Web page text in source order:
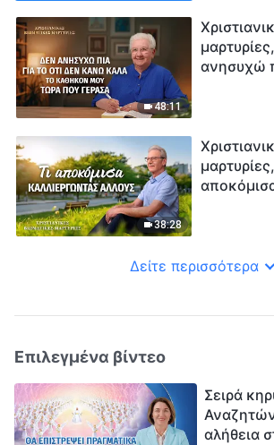
48:11
ανησυχώ
38:28
Δείτε περισσότερα
Επιλεγμένα βίντεο
Σειρά
αλήθεια